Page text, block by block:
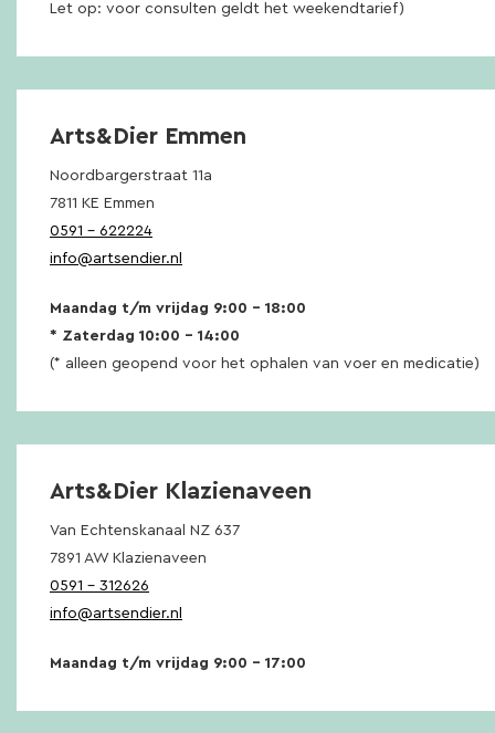
Let op: voor consulten geldt het weekendtarief)
Arts&Dier Emmen
Noordbargerstraat 11a
7811 KE Emmen
0591 – 622224
info@artsendier.nl
Maandag t/m vrijdag 9:00 – 18:00
* Zaterdag 10:00 – 14:00
(* alleen geopend voor het ophalen van voer en medicatie)
Arts&Dier Klazienaveen
Van Echtenskanaal NZ 637
7891 AW Klazienaveen
0591 – 312626
info@artsendier.nl
Maandag t/m vrijdag 9:00 – 17:00